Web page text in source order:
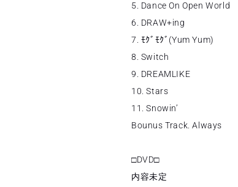
5. Dance On Open World
6. DRAW+ing
7. ﾓｸﾞﾓｸﾞ(Yum Yum)
8. Switch
9. DREAMLIKE
10. Stars
11. Snowin’
Bounus Track. Always
□DVD□
内容未定